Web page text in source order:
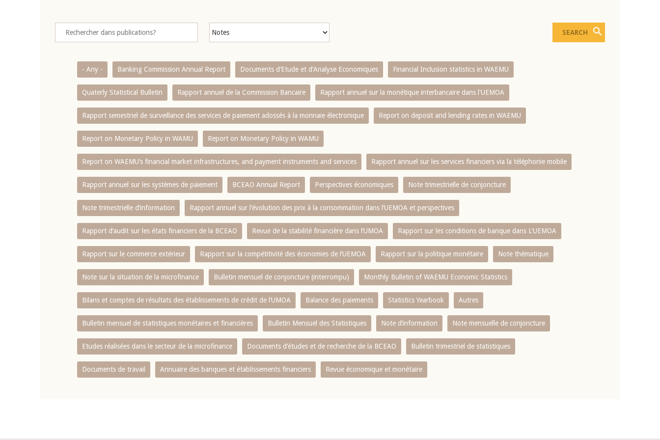
- Any - Banking Commission Annual Report Documents d’Etude et d’Analyse Economiques Financial Inclusion statistics in WAEMU
Quaterly Statistical Bulletin Rapport annuel de la Commission Bancaire Rapport annuel sur la monétique interbancaire dans l'UEMOA
Rapport semestriel de surveillance des services de paiement adossés à la monnaie électronique Report on deposit and lending rates in WAEMU
Report on Monetary Policy in WAMU Report on Monetary Policy in WAMU
Report on WAEMU’s financial market infrastructures, and payment instruments and services Rapport annuel sur les services financiers via la téléphonie mobile
Rapport annuel sur les systèmes de paiement BCEAO Annual Report Perspectives économiques Note trimestrielle de conjoncture
Note trimestrielle d‘information Rapport annuel sur l‘évolution des prix à la consommation dans l‘UEMOA et perspectives
Rapport d‘audit sur les états financiers de la BCEAO Revue de la stabilité financière dans l‘UMOA Rapport sur les conditions de banque dans L‘UEMOA
Rapport sur le commerce extérieur Rapport sur la compétitivité des économies de l‘UEMOA Rapport sur la politique monétaire Note thématique
Note sur la situation de la microfinance Bulletin mensuel de conjoncture (interrompu) Monthly Bulletin of WAEMU Economic Statistics
Bilans et comptes de résultats des établissements de crédit de l‘UMOA Balance des paiements Statistics Yearbook Autres
Bulletin mensuel de statistiques monétaires et financières Bulletin Mensuel des Statistiques Note d’information Note mensuelle de conjoncture
Etudes réalisées dans le secteur de la microfinance Documents d’études et de recherche de la BCEAO Bulletin trimestriel de statistiques
Documents de travail Annuaire des banques et établissements financiers Revue économique et monétaire